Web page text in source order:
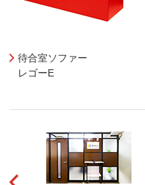
待合室ソファー
レゴーE